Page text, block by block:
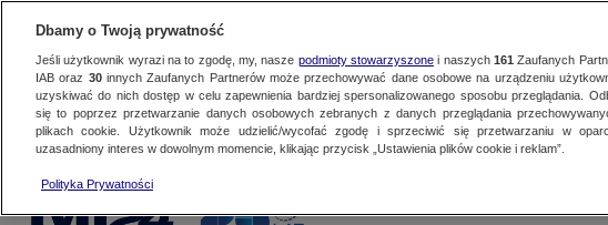
Dbamy o Twoją prywatność
Jeśli użytkownik wyrazi na to zgodę, my, nasze podmioty stowarzyszonei naszych 161 Zaufanych
IAB oraz 30innych Zaufanych Partnerów może przechowywać dane osobowe na urządzeniu
uzyskiwać do nich dostęp w celu zapewnienia bardziej spersonalizowanego sposobu przeglądania.
się to poprzez przetwarzanie danych osobowych zebranych z danych przeglądania
plikach cookie. Użytkownik może udzielić/wycofać zgodę i sprzeciwić się przetwarzaniu w
uzasadniony interes w dowolnym momencie, klikając przycisk „Ustawienia plików cookie i reklam”.
Polityka Prywatności